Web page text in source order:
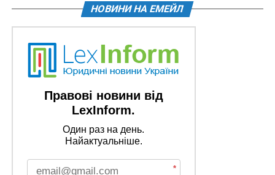
НОВИНИ НА ЕМЕЙЛ
Правові новини від
LexInform.
Один раз на день.
Найактуальніше.
*